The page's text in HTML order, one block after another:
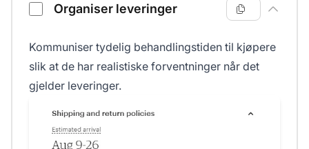
Organiser leveringer
Kommuniser tydelig behandlingstiden til kjøpere
slik at de har realistiske forventninger når det
gjelder leveringer.